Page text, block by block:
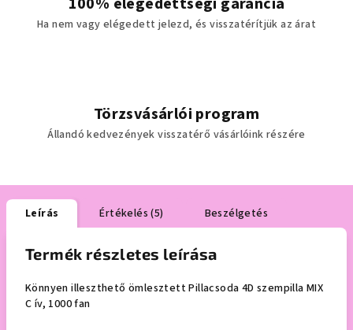
Ha nem vagy elégedett jelezd, és visszatérítjük az árat
Törzsvásárlói program
Állandó kedvezények visszatérő vásárlóink részére
Leírás Értékelés (5) Beszélgetés
Termék részletes leírása
Könnyen illeszthető ömlesztett Pillacsoda 4D szempilla MIX
C ív, 1000 fan